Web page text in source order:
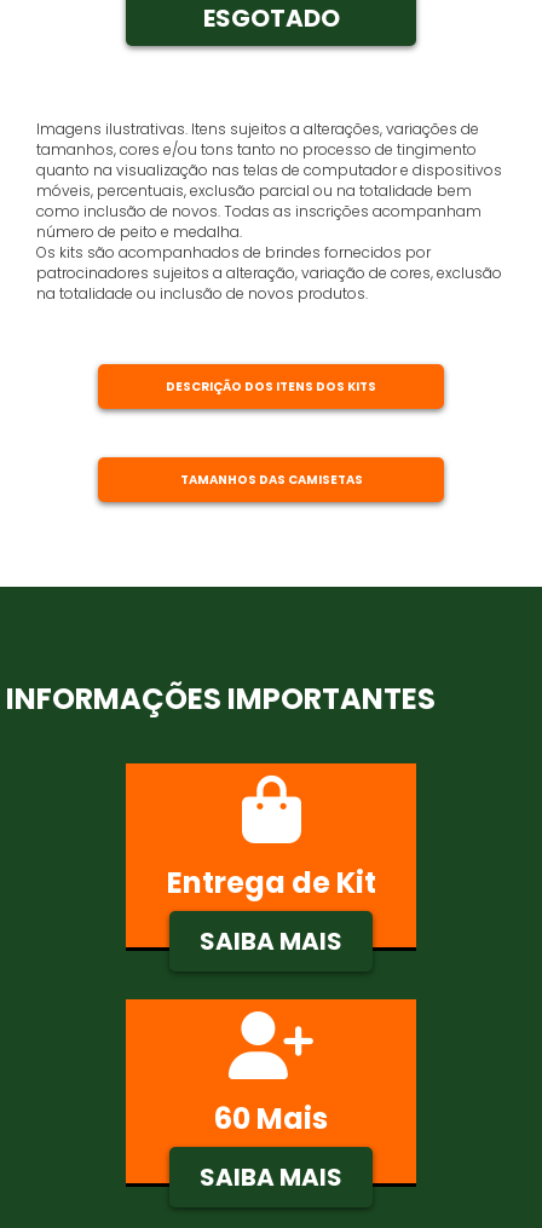
ESGOTADO
Imagens ilustrativas. Itens sujeitos a alterações, variações de
tamanhos, cores e/ou tons tanto no processo de tingimento
quanto na visualização nas telas de computador e dispositivos
móveis, percentuais, exclusão parcial ou na totalidade bem
como inclusão de novos. Todas as inscrições acompanham
número de peito e medalha.
Os kits são acompanhados de brindes fornecidos por
patrocinadores sujeitos a alteração, variação de cores, exclusão
na totalidade ou inclusão de novos produtos.
DESCRIÇÃO DOS ITENS DOS KITS
TAMANHOS DAS CAMISETAS
INFORMAÇÕES IMPORTANTES
Entrega de Kit
SAIBA MAIS
60 Mais
SAIBA MAIS